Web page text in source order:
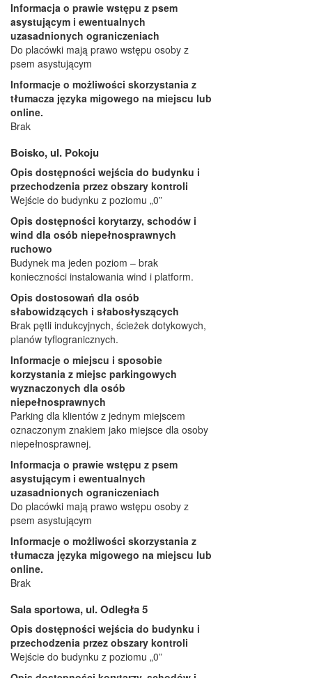
Informacja o prawie wstępu z psem
asystującym i ewentualnych
uzasadnionych ograniczeniach
Do placówki mają prawo wstępu osoby z
psem asystującym
Informacje o możliwości skorzystania z
tłumacza języka migowego na miejscu lub
online.
Brak
Boisko, ul. Pokoju
Opis dostępności wejścia do budynku i
przechodzenia przez obszary kontroli
Wejście do budynku z poziomu „0”
Opis dostępności korytarzy, schodów i
wind dla osób niepełnosprawnych
ruchowo
Budynek ma jeden poziom – brak
konieczności instalowania wind i platform.
Opis dostosowań dla osób
słabowidzących i słabosłyszących
Brak pętli indukcyjnych, ścieżek dotykowych,
planów tyflogranicznych.
Informacje o miejscu i sposobie
korzystania z miejsc parkingowych
wyznaczonych dla osób
niepełnosprawnych
Parking dla klientów z jednym miejscem
oznaczonym znakiem jako miejsce dla osoby
niepełnosprawnej.
Informacja o prawie wstępu z psem
asystującym i ewentualnych
uzasadnionych ograniczeniach
Do placówki mają prawo wstępu osoby z
psem asystującym
Informacje o możliwości skorzystania z
tłumacza języka migowego na miejscu lub
online.
Brak
Sala sportowa, ul. Odległa 5
Opis dostępności wejścia do budynku i
przechodzenia przez obszary kontroli
Wejście do budynku z poziomu „0”